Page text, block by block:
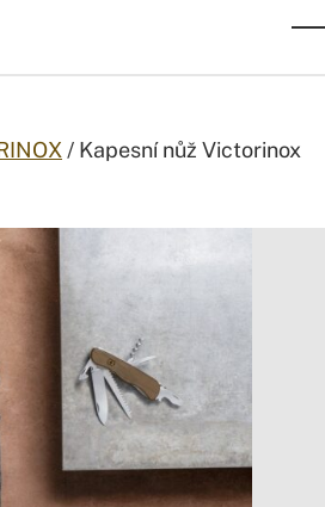
/ Kapesní nůž Victorinox